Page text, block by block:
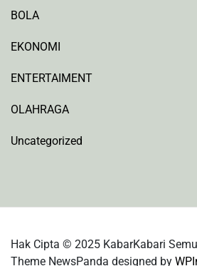
BOLA
EKONOMI
ENTERTAIMENT
OLAHRAGA
Uncategorized
Hak Cipta © 2025 KabarKabari
Theme NewsPanda designed by